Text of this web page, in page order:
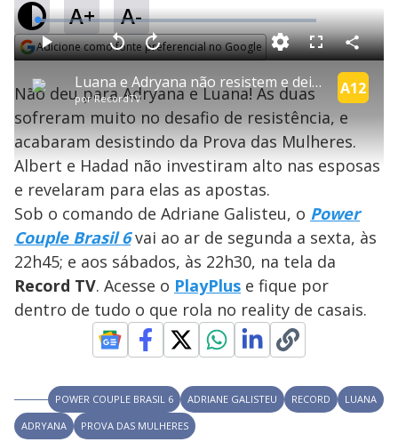
A+ A-
Adicione como fonte preferencial no Google
P
l
a
y
V
i
d
Luana e Adryana não resistem e deixam Prova das Mulheres | Power Couple Brasil 6
porRecordTV
A12
P V
t
r
1
0
e
g
n
d
s
A
n
ç
a
1
s
e
u
n
o
s
M
u
d
L
o
a
d
e
:
2
.
8
1
%
F
l
r
n
C
o
m
p
a
a
Não deu para Adryana e Luana! As duas
sofreram muito no desafio de resistência, e
acabaram desistindo da Prova das Mulheres.
Albert e Hadad não investiram alto nas esposas
e revelaram para elas as apostas.
Sob o comando de Adriane Galisteu, o Power
Couple Brasil 6vai ao ar de segunda a sexta, às
22h45; e aos sábados, às 22h30, na tela da
Record TV. Acesse o PlayPlus e fique por
dentro de tudo o que rola no reality de casais.
POWER COUPLE BRASIL 6 ADRIANE GALISTEU RECORD
LUANA
ADRYANA
PROVA DAS MULHERES